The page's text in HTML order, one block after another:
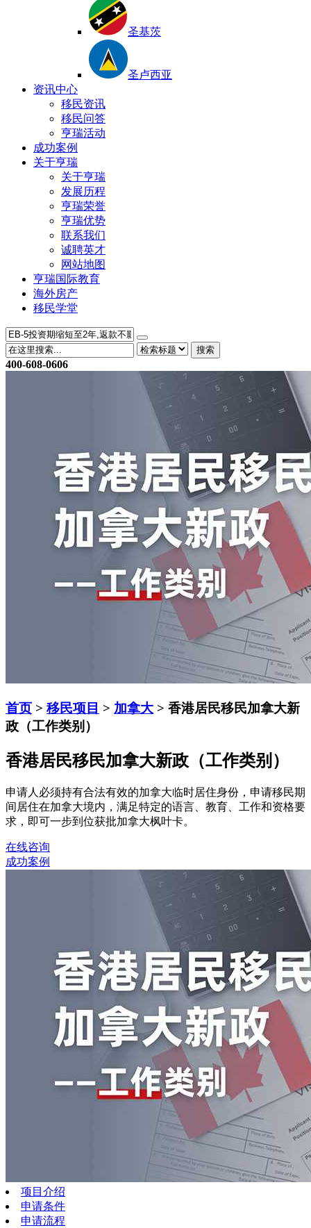
圣基茨
圣卢西亚
资讯中心
移民资讯
移民问答
亨瑞活动
成功案例
关于亨瑞
关于亨瑞
发展历程
亨瑞荣誉
亨瑞优势
联系我们
诚聘英才
网站地图
亨瑞国际教育
海外房产
移民学堂
搜索
400-608-0606
首页 > 移民项目 > 加拿大 > 香港居民移民加拿大新
政（工作类别）
香港居民移民加拿大新政（工作类别）
申请人必须持有合法有效的加拿大临时居住身份，申请移民期
间居住在加拿大境内，满足特定的语言、教育、工作和资格要
求，即可一步到位获批加拿大枫叶卡。
在线咨询
成功案例
项目介绍
申请条件
申请流程